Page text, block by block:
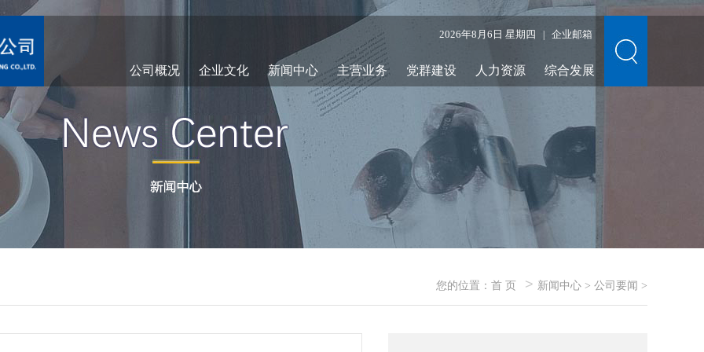
2026年8月6日 星期四 企业邮箱
公司概况 企业文化 新闻中心 主营业务 党群建设 人力资源 综合发展
您的位置： 首 页 > 新闻中心 > 公司要闻 >